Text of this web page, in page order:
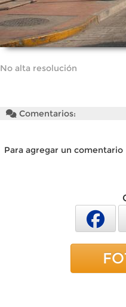
No alta resolución
Comentarios:
Para agregar un comentario